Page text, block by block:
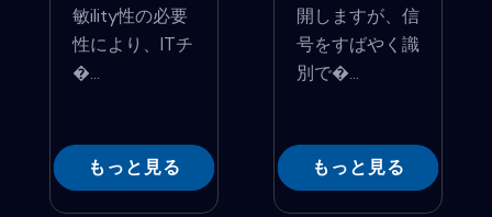
敏ility性の必要
性により、ITチ
�...
もっと見る
開しますが、信
号をすばやく識
別で�...
もっと見る